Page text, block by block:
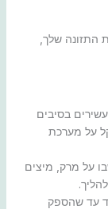
התזונה שלך,
בסיבים
על מערכת
על מרק, מיצים
עד שהספק